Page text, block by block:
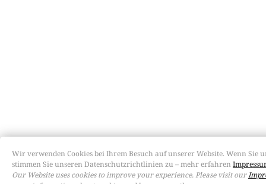
Wir verwenden Cookies bei Ihrem Besuch auf unserer Website. Wenn Sie
stimmen Sie unseren Datenschutzrichtlinien zu – mehr erfahren
Our Website uses cookies to improve your experience. Please visit our